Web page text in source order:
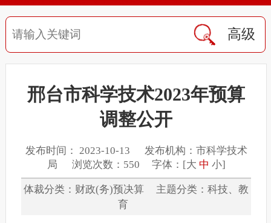
高级
邢台市科学技术2023年预算
调整公开
发布时间： 2023-10-13 发布机构：市科学技术
局 浏览次数：550 字体：[大 中 小]
体裁分类：财政(务)预决算 主题分类：科技、教
育